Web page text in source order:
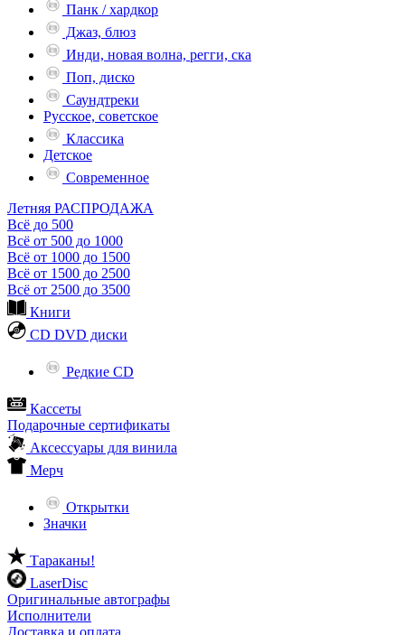
Панк / хардкор
Джаз, блюз
Инди, новая волна, регги, ска
Поп, диско
Саундтреки
Русское, советское
Классика
Детское
Современное
Летняя РАСПРОДАЖА
Всё до 500
Всё от 500 до 1000
Всё от 1000 до 1500
Всё от 1500 до 2500
Всё от 2500 до 3500
Книги
CD DVD диски
Редкие CD
Кассеты
Подарочные сертификаты
Аксессуары для винила
Мерч
Открытки
Значки
Тараканы!
LaserDisc
Оригинальные автографы
Исполнители
Доставка и оплата